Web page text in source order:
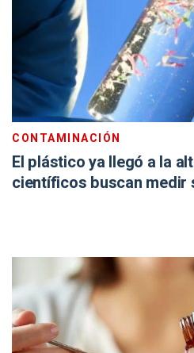
CONTAMINACIÓN
El plástico ya llegó a la
científicos buscan medir